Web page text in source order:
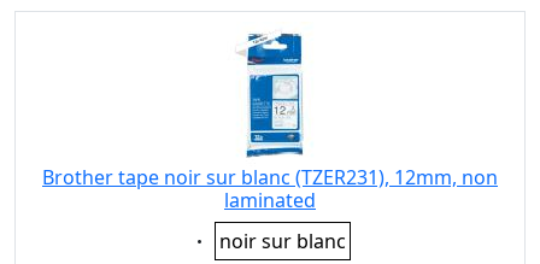
Brother tape noir sur blanc (TZER231), 12mm, non
laminated
Eigenschaft:
noir sur blanc